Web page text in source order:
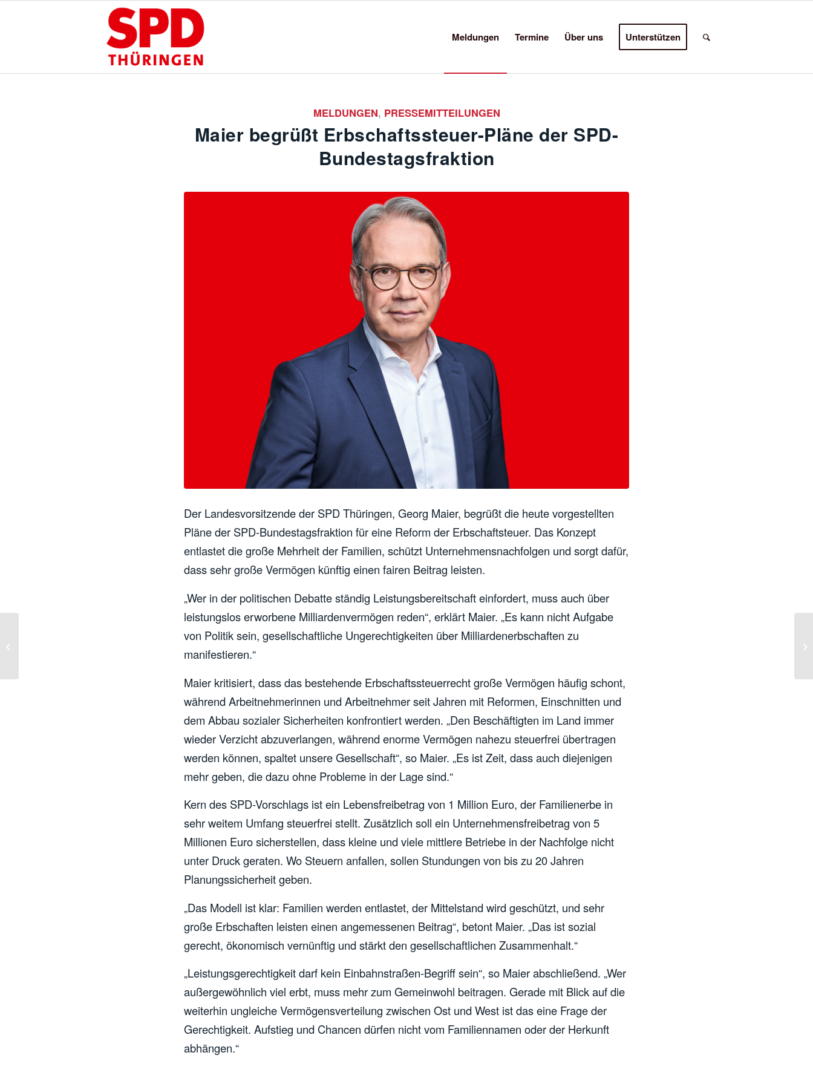
Meldungen Termine Über uns Unterstützen
MELDUNGEN, PRESSEMITTEILUNGEN
Maier begrüßt Erbschaftssteuer-Pläne der SPD-
Bundestagsfraktion
Der Landesvorsitzende der SPD Thüringen, Georg Maier, begrüßt die heute vorgestellten
Pläne der SPD-Bundestagsfraktion für eine Reform der Erbschaftsteuer. Das Konzept
entlastet die große Mehrheit der Familien, schützt Unternehmensnachfolgen und sorgt dafür,
dass sehr große Vermögen künftig einen fairen Beitrag leisten.
„Wer in der politischen Debatte ständig Leistungsbereitschaft einfordert, muss auch über
leistungslos erworbene Milliardenvermögen reden“, erklärt Maier. „Es kann nicht Aufgabe
von Politik sein, gesellschaftliche Ungerechtigkeiten über Milliardenerbschaften zu
manifestieren.“
Maier kritisiert, dass das bestehende Erbschaftssteuerrecht große Vermögen häufig schont,
während Arbeitnehmerinnen und Arbeitnehmer seit Jahren mit Reformen, Einschnitten und
dem Abbau sozialer Sicherheiten konfrontiert werden. „Den Beschäftigten im Land immer
wieder Verzicht abzuverlangen, während enorme Vermögen nahezu steuerfrei übertragen
werden können, spaltet unsere Gesellschaft“, so Maier. „Es ist Zeit, dass auch diejenigen
mehr geben, die dazu ohne Probleme in der Lage sind.“
Kern des SPD-Vorschlags ist ein Lebensfreibetrag von 1 Million Euro, der Familienerbe in
sehr weitem Umfang steuerfrei stellt. Zusätzlich soll ein Unternehmensfreibetrag von 5
Millionen Euro sicherstellen, dass kleine und viele mittlere Betriebe in der Nachfolge nicht
unter Druck geraten. Wo Steuern anfallen, sollen Stundungen von bis zu 20 Jahren
Planungssicherheit geben.
„Das Modell ist klar: Familien werden entlastet, der Mittelstand wird geschützt, und sehr
große Erbschaften leisten einen angemessenen Beitrag“, betont Maier. „Das ist sozial
gerecht, ökonomisch vernünftig und stärkt den gesellschaftlichen Zusammenhalt.“
„Leistungsgerechtigkeit darf kein Einbahnstraßen-Begriff sein“, so Maier abschließend. „Wer
außergewöhnlich viel erbt, muss mehr zum Gemeinwohl beitragen. Gerade mit Blick auf die
weiterhin ungleiche Vermögensverteilung zwischen Ost und West ist das eine Frage der
Gerechtigkeit. Aufstieg und Chancen dürfen nicht vom Familiennamen oder der Herkunft
abhängen.“